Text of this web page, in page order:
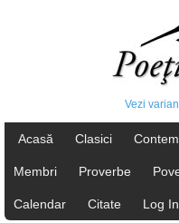
Vezi
Acasă Clasici
Membri Proverbe
Calendar Citate Log In